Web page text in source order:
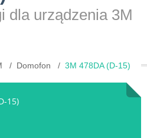
dla urządzenia 3M
Domofon 3M 478DA (D-15)
15)